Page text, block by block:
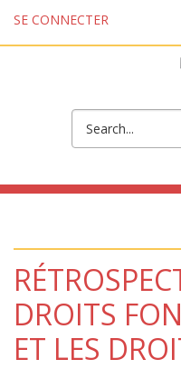
Aller au contenu principal
SE CONNECTER
DROITS
ET LES